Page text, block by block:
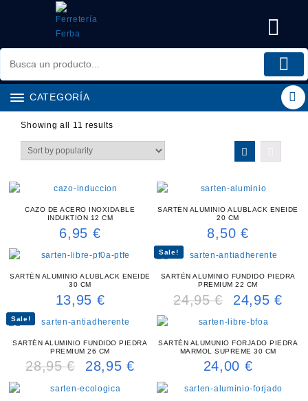
CATEGORÍA
Showing all 11 results
CAZO DE ACERO INOXIDABLE
INDUKTION 12 CM
6,95 €
SARTÉN ALUMINIO ALUBLACK ENEIDE
20 CM
8,50 €
SARTÉN ALUMINIO ALUBLACK ENEIDE
30 CM
13,95 €
Sale!
SARTÉN ALUMINIO FUNDIDO PIEDRA
PREMIUM 22 CM
24,95€
Original
was:
24,95 €.
24,95€
Sale!
SARTÉN ALUMINIO FUNDIDO PIEDRA
PREMIUM 26 CM
28,95€
Original
was:
28,95€Current
price
SARTÉN ALUMUNIO FORJADO PIEDRA
MARMOL SUPREME 30 CM
24,00 €